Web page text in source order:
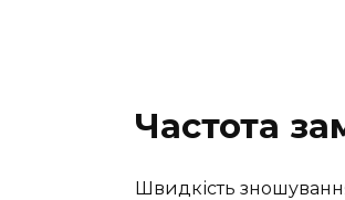
Частота
Швидкість